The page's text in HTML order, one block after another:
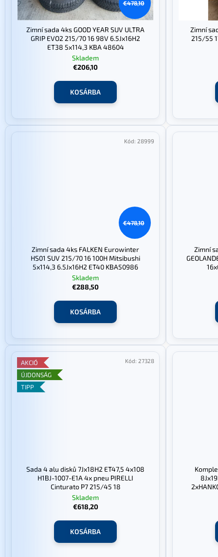
€478,10
Zimní sada 4ks GOOD YEAR SUV ULTRA
GRIP EVO2 215/70 16 98V 6.5Jx16H2
ET38 5x114,3 KBA 48604
Skladem
€206,10
KOSÁRBA
Zimní
215/55
€478,10
Zimní sada 4ks FALKEN Eurowinter
HS01 SUV 215/70 16 100H Mitsibushi
5x114,3 6.5Jx16H2 ET40 KBA50986
Skladem
€288,50
KOSÁRBA
Kód: 28999
Zimní
AKCIÓ
ÚJDONSÁG
TIPP
Sada 4 alu disků 7Jx18H2 ET47,5 4x108
H1BJ-1007-E1A 4x pneu PIRELLI
Cinturato P7 215/45 18
Skladem
€618,20
KOSÁRBA
Kód: 27328
19,2x